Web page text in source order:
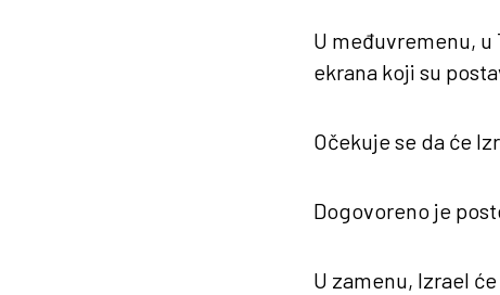
U međuvremenu,
ekrana koji su
Očekuje se da će
Dogovoreno je
U zamenu, Izrael